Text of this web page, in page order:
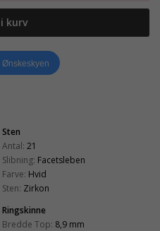
kurv
Ønskeskyen
Sten
Antal: 21
Slibning: Facetsleben
Farve: Hvid
Sten: Zirkon
Ringskinne
Bredde Top: 8,9 mm